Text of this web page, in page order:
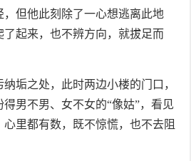
，但他此刻除了一心想逃离此地
起来，也不辨方向，就拔足而
垢之处，此时两边小楼的门口，
男不男、女不女的“像姑”，看见
里都有数，既不惊慌，也不去阻